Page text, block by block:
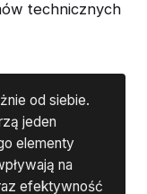
technicznych
od siebie.
jeden
elementy
na
efektywność